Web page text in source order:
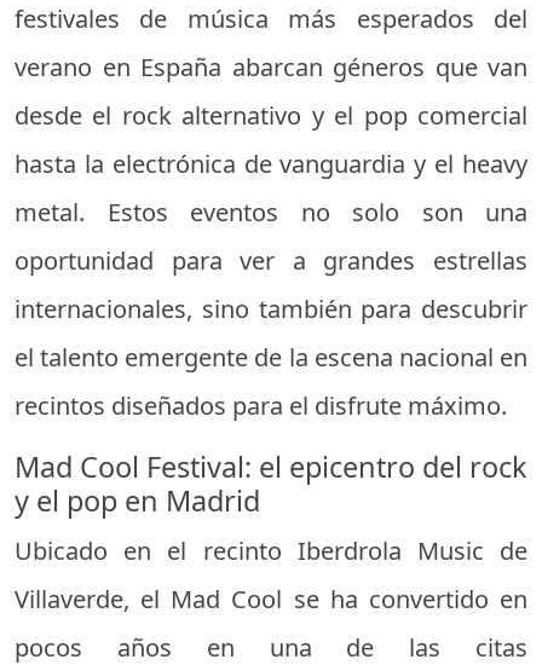
festivales de música más esperados del
verano en España abarcan géneros que van
desde el rock alternativo y el pop comercial
hasta la electrónica de vanguardia y el heavy
metal. Estos eventos no solo son una
oportunidad para ver a grandes estrellas
internacionales, sino también para descubrir
el talento emergente de la escena nacional en
recintos diseñados para el disfrute máximo.
Mad Cool Festival: el epicentro del rock
y el pop en Madrid
Ubicado en el recinto Iberdrola Music de
Villaverde, el Mad Cool se ha convertido en
pocos años en una de las citas